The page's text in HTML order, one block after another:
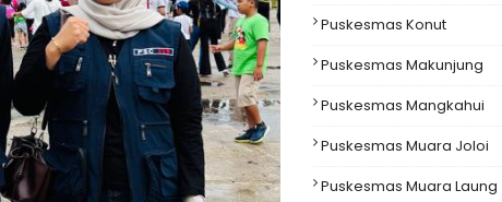
Puskesmas Konut
Puskesmas Makunjung
Puskesmas Mangkahui
Puskesmas Muara Joloi
Puskesmas Muara Laung